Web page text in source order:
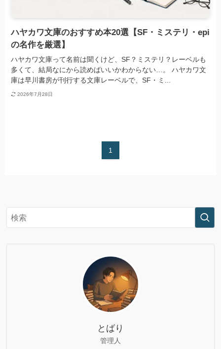
ハヤカワ文庫のおすすめ本20選【SF・ミステリ・epi
の名作を厳選】
ハヤカワ文庫って名前は聞くけど、SF？ミステリ？レーベルも
多くて、結局なにから読めばいいかわからない…。 ハヤカワ文
庫は早川書房が刊行する文庫レーベルで、SF・ミ...
2026年7月28日
1
とばり
管理人